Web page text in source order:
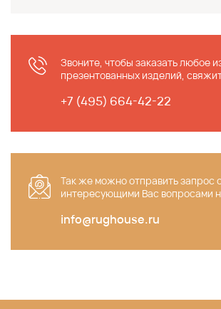
Звоните, чтобы заказать любое
презентованных изделий,
+7 (495) 664-42-22
Так же можно отправить запрос c
интересующими Вас вопросами
info@rughouse.ru